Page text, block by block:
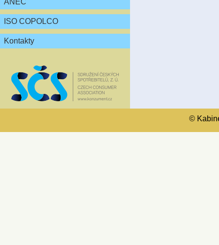
ANEC
ISO COPOLCO
Kontakty
©